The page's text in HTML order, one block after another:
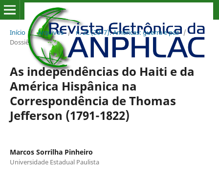
Início / Arquivos / n. 22 (2017): Américas: guerra e paz /
Dossiê
As independências do Haiti e da
América Hispânica na
Correspondência de Thomas
Jefferson (1791-1822)
Marcos Sorrilha Pinheiro
Universidade Estadual Paulista